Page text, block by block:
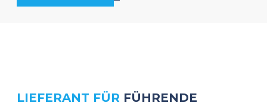
LIEFERANT FÜR FÜHRENDE